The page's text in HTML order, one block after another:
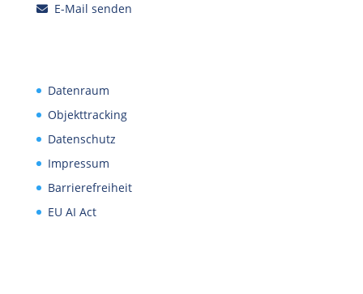
E-Mail senden
Datenraum
Objekttracking
Datenschutz
Impressum
Barrierefreiheit
EU AI Act